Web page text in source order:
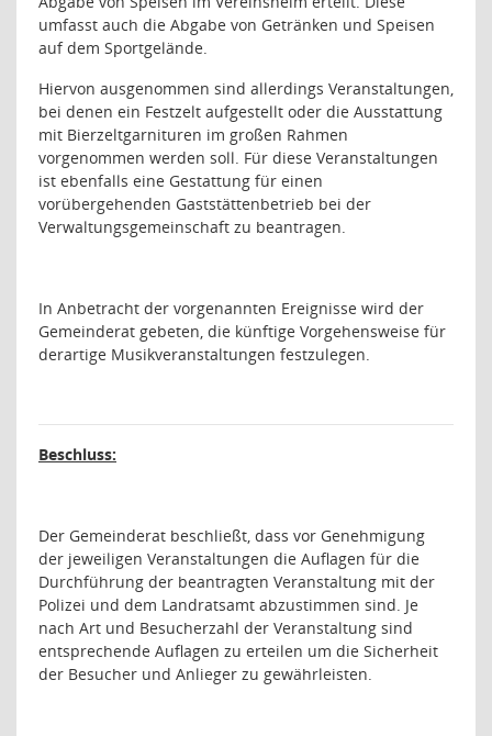
umfasst auch die Abgabe von Getränken und Speisen
auf dem Sportgelände.
Hiervon ausgenommen sind allerdings Veranstaltungen,
bei denen ein Festzelt aufgestellt oder die Ausstattung
mit Bierzeltgarnituren im großen Rahmen
vorgenommen werden soll. Für diese Veranstaltungen
ist ebenfalls eine Gestattung für einen
vorübergehenden Gaststättenbetrieb bei der
Verwaltungsgemeinschaft zu beantragen.
In Anbetracht der vorgenannten Ereignisse wird der
Gemeinderat gebeten, die künftige Vorgehensweise für
derartige Musikveranstaltungen festzulegen.
Beschluss:
Der Gemeinderat beschließt, dass vor Genehmigung
der jeweiligen Veranstaltungen die Auflagen für die
Durchführung der beantragten Veranstaltung mit der
Polizei und dem Landratsamt abzustimmen sind. Je
nach Art und Besucherzahl der Veranstaltung sind
entsprechende Auflagen zu erteilen um die Sicherheit
der Besucher und Anlieger zu gewährleisten.